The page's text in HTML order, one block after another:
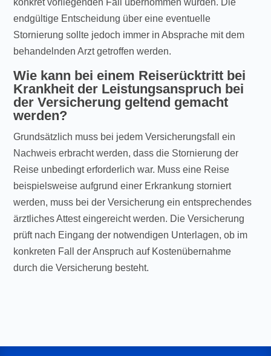
endgültige Entscheidung über eine eventuelle
Stornierung sollte jedoch immer in Absprache mit dem
behandelnden Arzt getroffen werden.
Wie kann bei einem Reiserücktritt bei
Krankheit der Leistungsanspruch bei
der Versicherung geltend gemacht
werden?
Grundsätzlich muss bei jedem Versicherungsfall ein
Nachweis erbracht werden, dass die Stornierung der
Reise unbedingt erforderlich war. Muss eine Reise
beispielsweise aufgrund einer Erkrankung storniert
werden, muss bei der Versicherung ein entsprechendes
ärztliches Attest eingereicht werden. Die Versicherung
prüft nach Eingang der notwendigen Unterlagen, ob im
konkreten Fall der Anspruch auf Kostenübernahme
durch die Versicherung besteht.